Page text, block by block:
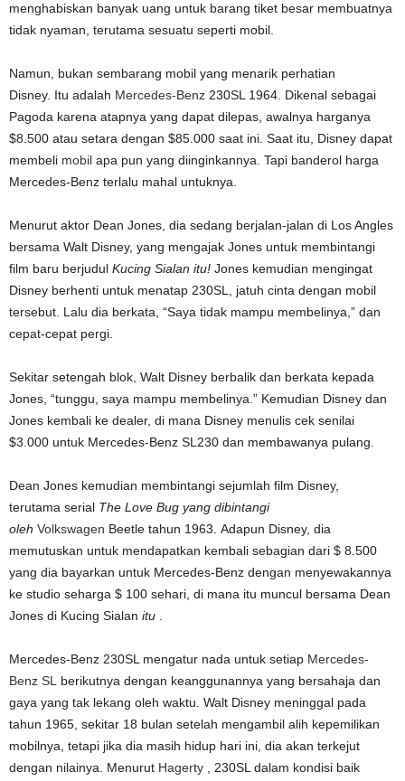
menghabiskan banyak uang untuk barang tiket besar membuatnya
tidak nyaman, terutama sesuatu seperti mobil.
Namun, bukan sembarang mobil yang menarik perhatian
Disney. Itu adalah Mercedes-Benz 230SL 1964. Dikenal sebagai
Pagoda karena atapnya yang dapat dilepas, awalnya harganya
$8.500 atau setara dengan $85.000 saat ini. Saat itu, Disney dapat
membeli mobil apa pun yang diinginkannya. Tapi banderol harga
Mercedes-Benz terlalu mahal untuknya.
Menurut aktor Dean Jones, dia sedang berjalan-jalan di Los Angles
bersama Walt Disney, yang mengajak Jones untuk membintangi
film baru berjudul Kucing Sialan itu! Jones kemudian mengingat
Disney berhenti untuk menatap 230SL, jatuh cinta dengan mobil
tersebut. Lalu dia berkata, “Saya tidak mampu membelinya,” dan
cepat-cepat pergi.
Sekitar setengah blok, Walt Disney berbalik dan berkata kepada
Jones, “tunggu, saya mampu membelinya.” Kemudian Disney dan
Jones kembali ke dealer, di mana Disney menulis cek senilai
$3.000 untuk Mercedes-Benz SL230 dan membawanya pulang.
Dean Jones kemudian membintangi sejumlah film Disney,
terutama serial The Love Bug yang dibintangi
oleh Volkswagen Beetle tahun 1963. Adapun Disney, dia
memutuskan untuk mendapatkan kembali sebagian dari $ 8.500
yang dia bayarkan untuk Mercedes-Benz dengan menyewakannya
ke studio seharga $ 100 sehari, di mana itu muncul bersama Dean
Jones di Kucing Sialan itu
Mercedes-Benz 230SL mengatur nada untuk setiap Mercedes-
Benz SL
berikutnya dengan keanggunannya yang bersahaja dan
gaya yang tak lekang oleh waktu. Walt Disney meninggal pada
tahun 1965, sekitar 18 bulan setelah mengambil alih kepemilikan
mobilnya, tetapi jika dia masih hidup hari ini, dia akan terkejut
dengan nilainya. Menurut Hagerty , 230SL dalam kondisi baik